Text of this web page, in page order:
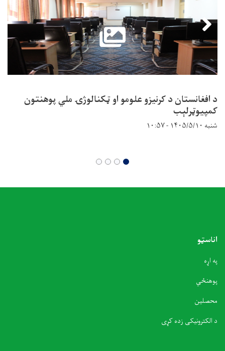
د افغانستان د کرنیزو علومو او ټکنالوژۍ ملي پوهنتون
کمپيوټرلېب
شنبه ۱۴۰۵/۵/۱۰ - ۱۰:۵۷
اناسټو
په اړه
پوهنځي
محصلین
د الکترونیکی زده کړی